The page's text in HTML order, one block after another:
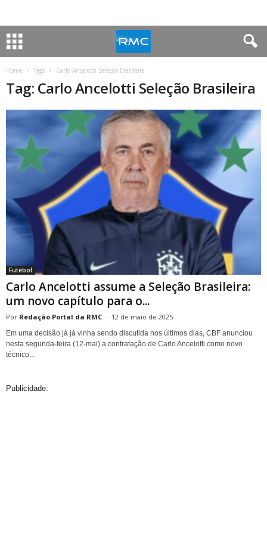
Home Tags Carlo Ancelotti Seleção Brasileira
Tag: Carlo Ancelotti Seleção Brasileira
Futebol
Carlo Ancelotti assume a Seleção Brasileira:
um novo capítulo para o...
Redação Portal da RMC - 12 de maio de 2025
Em uma decisão já já vinha sendo discutida nos últimos dias, CBF anunciou
nesta segunda-feira (12-mai) a contratação de Carlo Ancelotti como novo
técnico...
Publicidade: